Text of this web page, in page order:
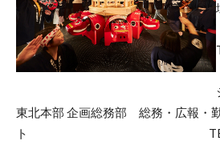
東北本部 企画総務部 総務・広報・
ト TEL 022-